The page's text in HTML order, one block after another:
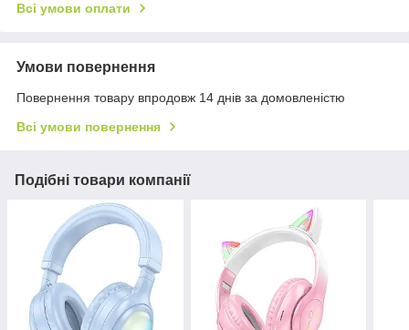
Всі умови оплати
Умови повернення
Повернення товару впродовж 14 днів за домовленістю
Всі умови повернення
Подібні товари компанії